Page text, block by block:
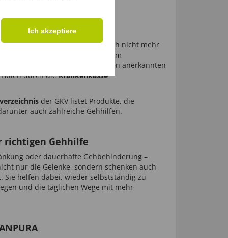
Mobil bleiben trotz
angewiesen ist oder sich nicht mehr
oder einem
Beide zählen zu den anerkannten
durch dieKrankenkasse
der GKV listet Produkte, die
auch zahlreiche Gehhilfen.
Gehhilfe
oder dauerhafte Gehbehinderung –
nur die Gelenke, sondern schenken auch
Sie helfen dabei, wieder selbstständig zu
und die täglichen Wege mit mehr
Ich akzeptiere